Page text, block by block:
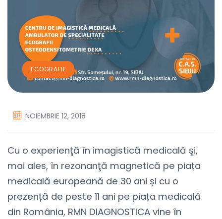
ECOGRAFIE
NOIEMBRIE 12, 2018
Cu o experienţă în imagistică medicală şi,
mai ales, în rezonanţă magnetică pe piața
medicală europeană de 30 ani și cu o
prezență de peste 11 ani pe piața medicală
din România, RMN DIAGNOSTICA vine în